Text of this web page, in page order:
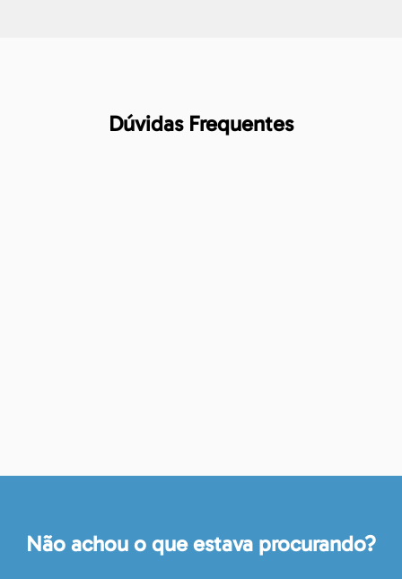
Dúvidas Frequentes
Não achou o que estava procurando?